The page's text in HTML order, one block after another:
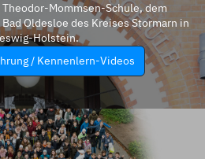
Mommsen-Schule, dem
Oldesloe des Kreises Stormarn in
Holstein.
/ Kennenlern-Videos